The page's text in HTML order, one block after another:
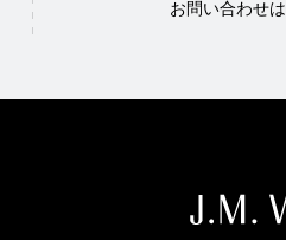
お問い合わせは